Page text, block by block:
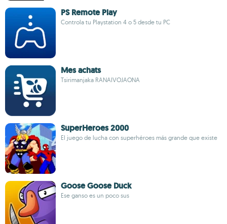
PS Remote Play
Controla tu Playstation 4 o 5 desde tu PC
Mes achats
Tsirimanjaka RANAIVOJAONA
SuperHeroes 2000
El juego de lucha con superhéroes más grande que existe
Goose Goose Duck
Ese ganso es un poco sus